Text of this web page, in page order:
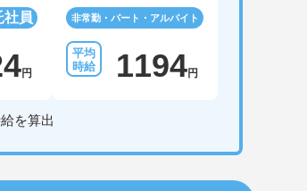
社員
円
非常勤・パート・アルバイト
1194円
を算出